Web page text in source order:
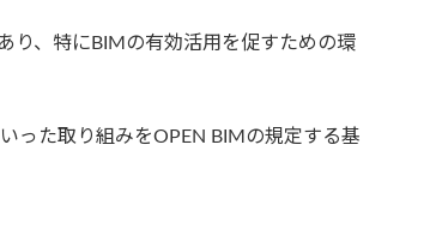
り、特にBIMの有効活用を促すための環
った取り組みをOPEN BIMの規定する基